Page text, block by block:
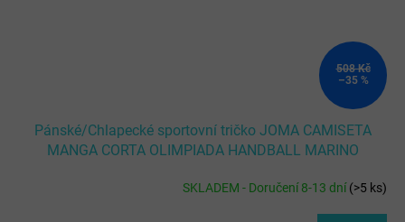
508 Kč
–35 %
Pánské/Chlapecké sportovní tričko JOMA CAMISETA
MANGA CORTA OLIMPIADA HANDBALL MARINO
SKLADEM - Doručení 8-13 dní(>5 ks)